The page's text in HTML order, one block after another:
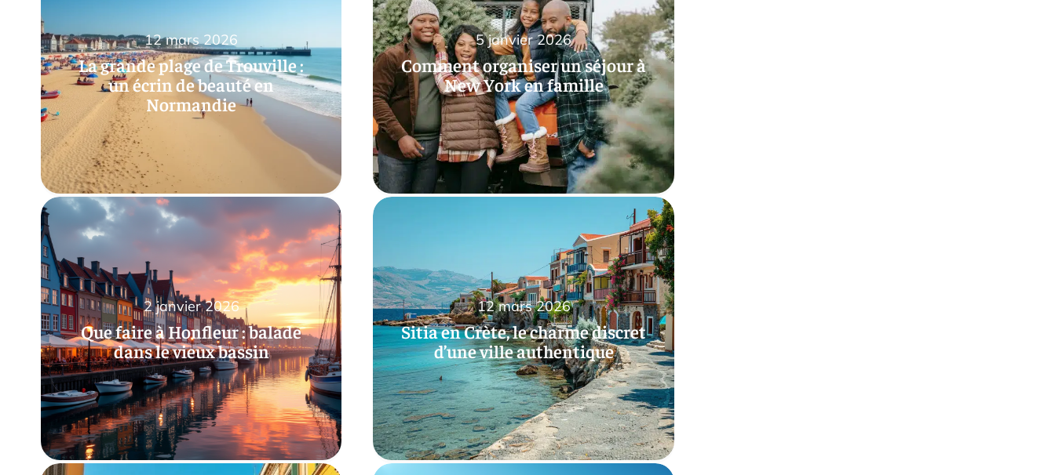
La grande plage de Trouville :
un écrin de beauté en
Normandie
12 mars 2026
Comment organiser un séjour à
New York en famille
5 janvier 2026
Que faire à Honfleur : balade
dans le vieux bassin
2 janvier 2026
Sitia en Crète, le charme discret
d’une ville authentique
12 mars 2026